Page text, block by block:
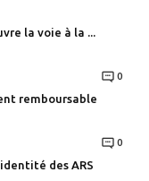
0
remboursable
0
des ARS